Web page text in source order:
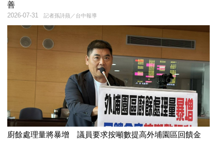
善
記者孫詩蘋／台中報導
2026-07-31
廚餘處理量將暴增 議員要求按噸數提高外埔園區回饋金